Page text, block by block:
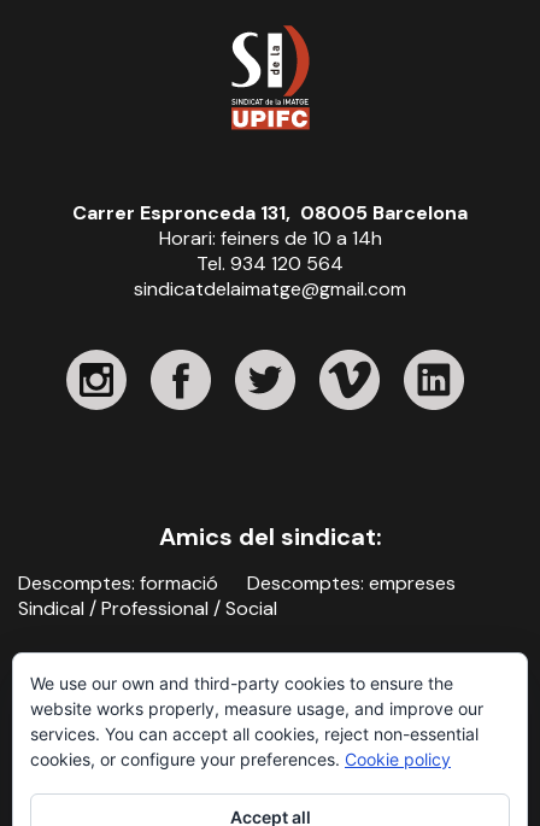
Carrer Espronceda 131, 08005 Barcelona
Horari: feiners de 10 a 14h
Tel. 934 120 564
sindicatdelaimatge@gmail.com
Amics del sindicat:
Descomptes: formació
Descomptes: empreses
Sindical / Professional / Social
Contacte Avís legal i política de privacitat
We use our own and third-party cookies to ensure the
website works properly, measure usage, and improve our
services. You can accept all cookies, reject non-essential
cookies, or configure your preferences. Cookie policy
Accept all